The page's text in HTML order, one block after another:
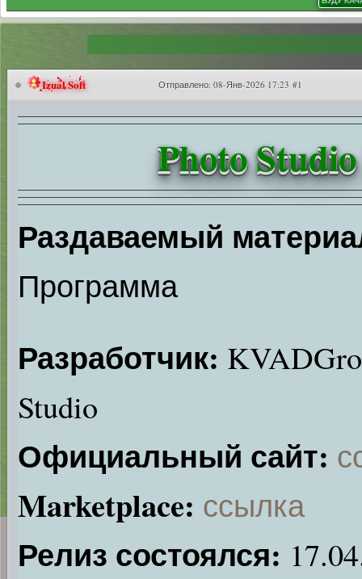
Izual Soft Отправлено: 08-Янв-2026 17:23 #1
Photo
Раздаваемый
Программа
Разработчик:
Studio
Официальный сайт:
Marketplace: ссылка
Релиз состоялся: